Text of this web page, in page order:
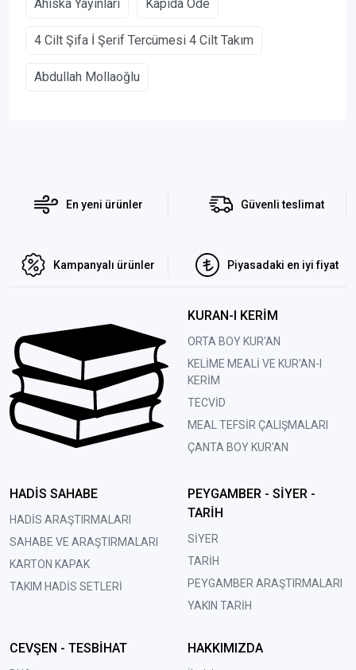
Ahıska Yayınları Kapıda Öde
4 Cilt Şifa İ Şerif Tercümesi 4 Cilt Takım
Abdullah Mollaoğlu
En yeni ürünler Güvenli teslimat
Kampanyalı ürünler Piyasadaki en iyi fiyat
KURAN-I KERİM
ORTA BOY KUR'AN
KELİME MEALİ VE KUR'AN-I
KERİM
TECVİD
MEAL TEFSİR ÇALIŞMALARI
ÇANTA BOY KUR'AN
HADİS SAHABE
HADİS ARAŞTIRMALARI
SAHABE VE ARAŞTIRMALARI
KARTON KAPAK
TAKIM HADİS SETLERİ
PEYGAMBER - SİYER -
TARİH
SİYER
TARİH
PEYGAMBER ARAŞTIRMALARI
YAKIN TARİH
CEVŞEN - TESBİHAT HAKKIMIZDA